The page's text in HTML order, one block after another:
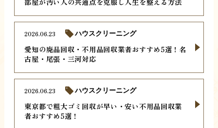
愛知の廃品回収・不用品回収業者おすすめ5選！名
古屋・尾張・三河対応
2026.06.23 ハウスクリーニング
東京都で粗大ゴミ回収が早い・安い不用品回収業
者おすすめ5選！
2026.06.23 ハウスクリーニング